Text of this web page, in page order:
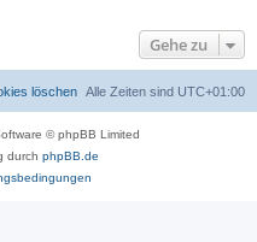
Gehe zu
Alle Zeiten sind UTC+01:00
löschen
© phpBB Limited
durch phpBB.de